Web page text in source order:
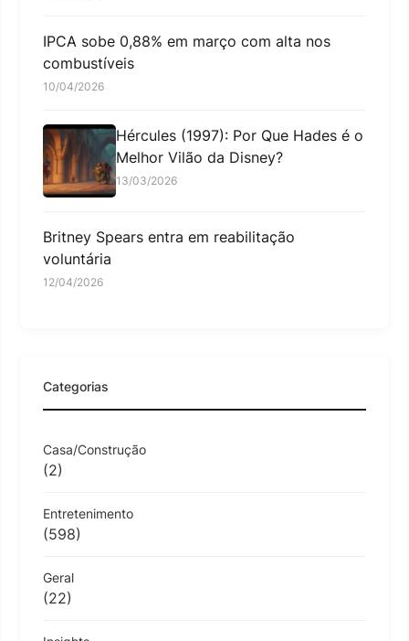
IPCA sobe 0,88% em março com alta nos
combustíveis
10/04/2026
Hércules (1997): Por Que Hades é o
Melhor Vilão da Disney?
13/03/2026
Britney Spears entra em reabilitação
voluntária
12/04/2026
Categorias
Casa/Construção
(2)
Entretenimento
(598)
Geral
(22)